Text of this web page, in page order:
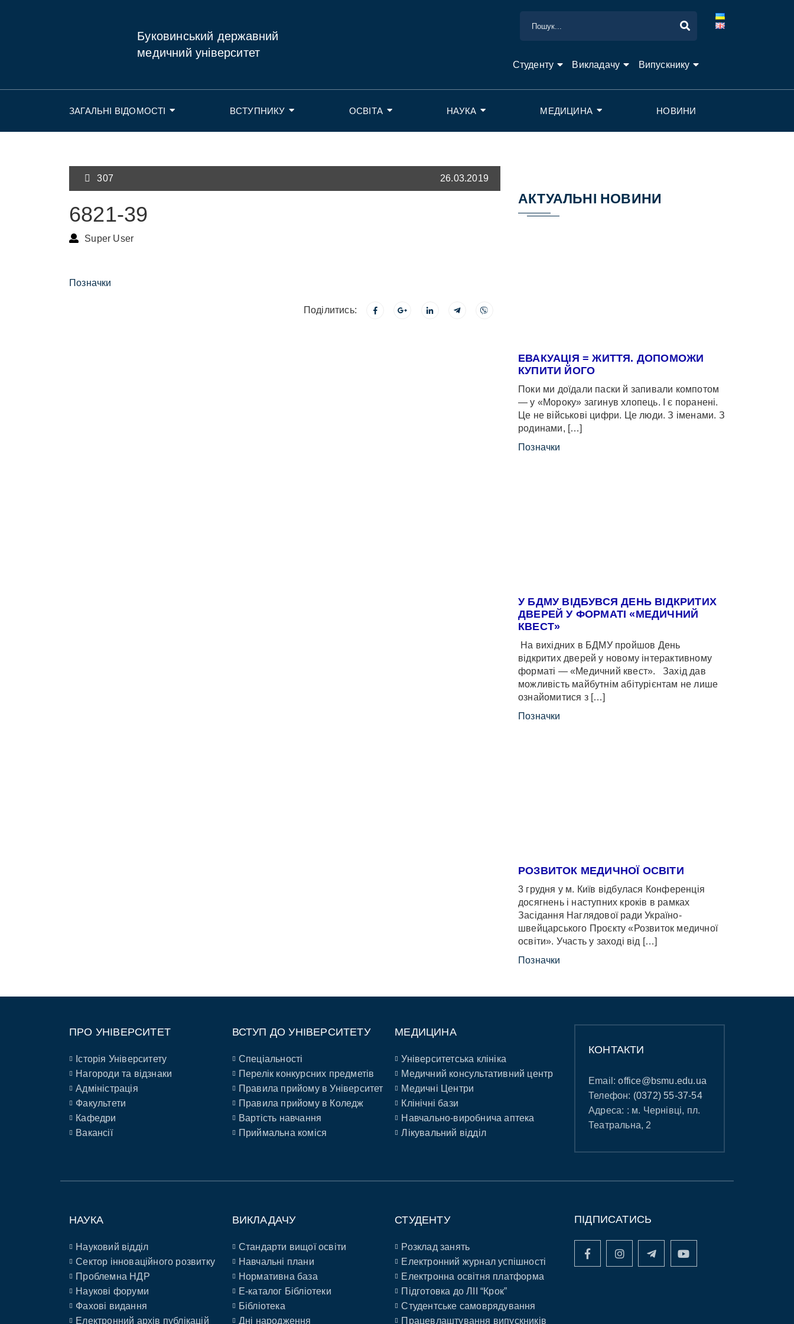
Буковинський державний
медичний університет
Студенту Викладачу Випускнику
ЗАГАЛЬНІ ВІДОМОСТІ ВСТУПНИКУ ОСВІТА НАУКА МЕДИЦИНА НОВИНИ
307 26.03.2019
6821-39
Super User
Позначки
Поділитись:
АКТУАЛЬНІ НОВИНИ
ЕВАКУАЦІЯ = ЖИТТЯ. ДОПОМОЖИ
КУПИТИ ЙОГО
Поки ми доїдали паски й запивали компотом
— у «Мороку» загинув хлопець. І є поранені.
Це не військові цифри. Це люди. З іменами. З
родинами, […]
Позначки
У БДМУ ВІДБУВСЯ ДЕНЬ ВІДКРИТИХ
ДВЕРЕЙ У ФОРМАТІ «МЕДИЧНИЙ
КВЕСТ»
На вихідних в БДМУ пройшов День
відкритих дверей у новому інтерактивному
форматі — «Медичний квест». Захід дав
можливість майбутнім абітурієнтам не лише
ознайомитися з […]
Позначки
РОЗВИТОК МЕДИЧНОЇ ОСВІТИ
3 грудня у м. Київ відбулася Конференція
досягнень і наступних кроків в рамках
Засідання Наглядової ради Україно-
швейцарського Проєкту «Розвиток медичної
освіти». Участь у заході від […]
Позначки
ПРО УНІВЕРСИТЕТ
Історія Університету
Нагороди та відзнаки
Адміністрація
Факультети
Кафедри
Вакансії
ВСТУП ДО УНІВЕРСИТЕТУ
Спеціальності
Перелік конкурсних предметів
Правила прийому в Університет
Правила прийому в Коледж
Вартість навчання
Приймальна коміся
МЕДИЦИНА
Університетська клініка
Медичний консультативний центр
Медичні Центри
Клінічні бази
Навчально-виробнича аптека
Лікувальний відділ
КОНТАКТИ
Email:office@bsmu.edu.ua
Телефон: (0372) 55-37-54
Адреса: : м. Чернівці, пл.
Театральна, 2
НАУКА
Науковий відділ
Сектор інноваційного розвитку
Проблемна НДР
Наукові форуми
Фахові видання
Електронний архів публікацій
ВИКЛАДАЧУ
Стандарти вищої освіти
Навчальні плани
Нормативна база
E-каталог Бібліотеки
Бібліотека
Дні народження
СТУДЕНТУ
Розклад занять
Електронний журнал успішності
Електронна освітня платформа
Підготовка до ЛІІ “Крок”
Студентське самоврядування
Працевлаштування випускників
ПІДПИСАТИСЬ